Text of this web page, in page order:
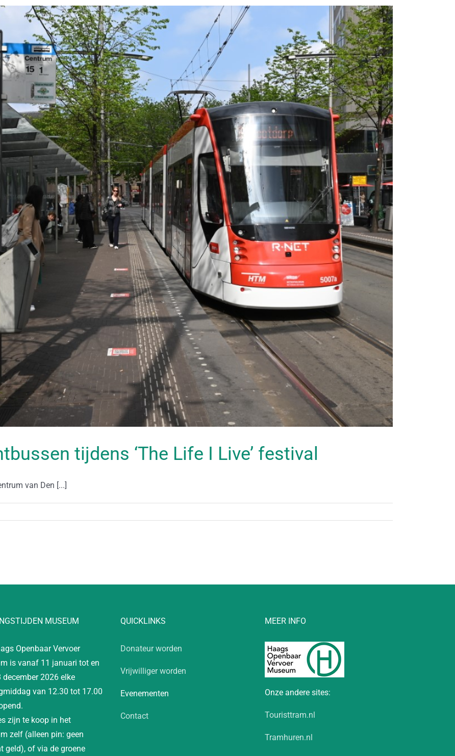
tijdens ‘The Life I Live’ festival
van Den [...]
MUSEUM
Openbaar Vervoer
is vanaf 11 januari tot en
december 2026 elke
van 12.30 tot 17.00
zijn te koop in het
zelf (alleen pin: geen
geld), of via de groene
QUICKLINKS
Donateur worden
Vrijwilliger worden
Evenementen
Contact
MEER INFO
Onze andere sites:
Touristtram.nl
Tramhuren.nl